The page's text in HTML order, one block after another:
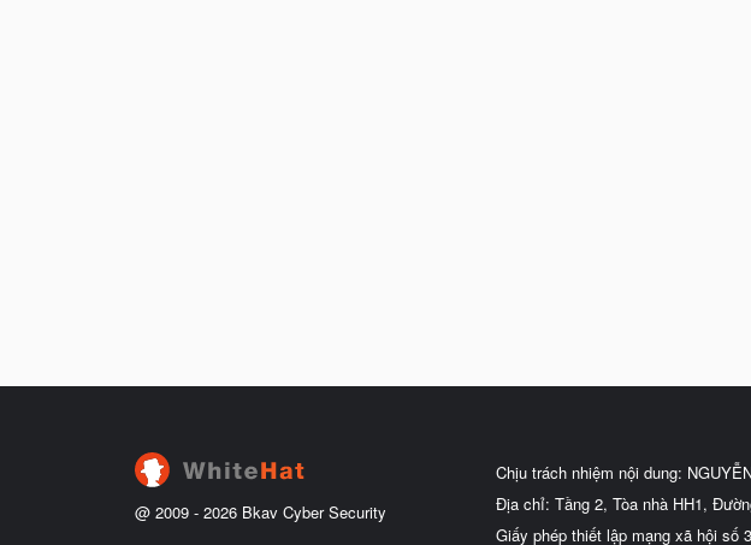
@ 2009 - 2026 Bkav Cyber Security
Chịu trách nhiệm nội dung:
Địa chỉ: Tầng 2, Tòa nhà HH1,
Giấy phép thiết lập mạng xã hội số